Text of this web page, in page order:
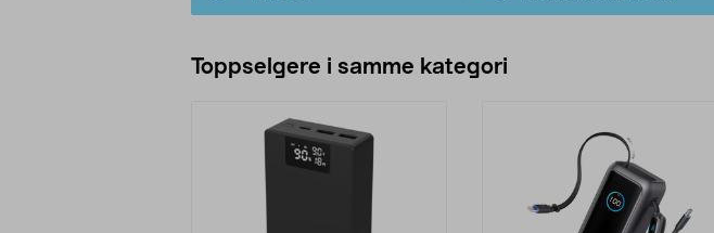
Toppselgere i samme kategori